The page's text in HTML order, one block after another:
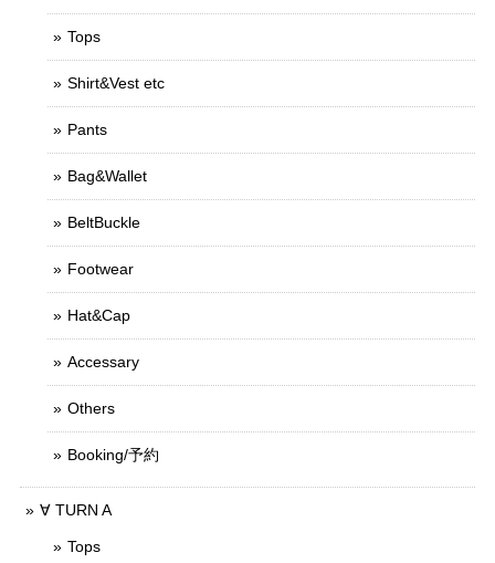
Tops
Shirt&Vest etc
Pants
Bag&Wallet
BeltBuckle
Footwear
Hat&Cap
Accessary
Others
Booking/予約
∀ TURN A
Tops